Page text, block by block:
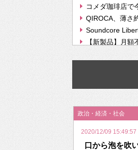
コメダ珈琲店で
QIROCA、薄さ
Soundcore
【新製品】月
【次世代の没入
挫折率8割の壁
2026年のバレン
政治・経済・社会
2020/12/09 15:49:57
口から泡を吹